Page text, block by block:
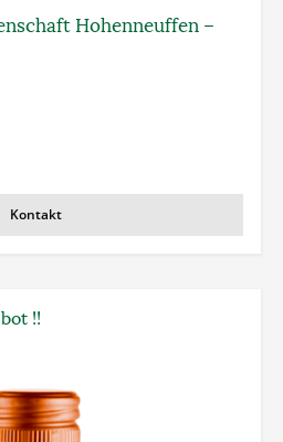
Hohenneuffen –
Kontakt
!!